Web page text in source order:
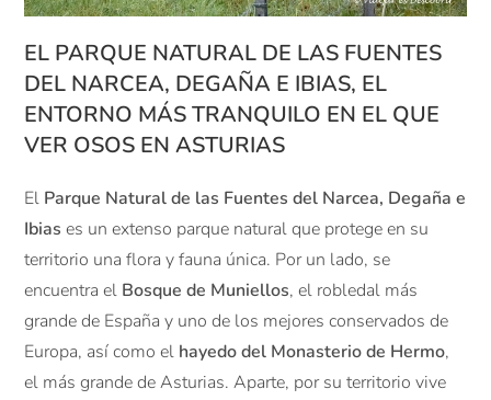
EL PARQUE NATURAL DE LAS FUENTES
DEL NARCEA, DEGAÑA E IBIAS, EL
ENTORNO MÁS TRANQUILO EN EL QUE
VER OSOS EN ASTURIAS
El Parque Natural de las Fuentes del Narcea, Degaña e
Ibias es un extenso parque natural que protege en su
territorio una flora y fauna única. Por un lado, se
encuentra el Bosque de Muniellos, el robledal más
grande de España y uno de los mejores conservados de
Europa, así como el hayedo del Monasterio de Hermo,
el más grande de Asturias. Aparte, por su territorio vive